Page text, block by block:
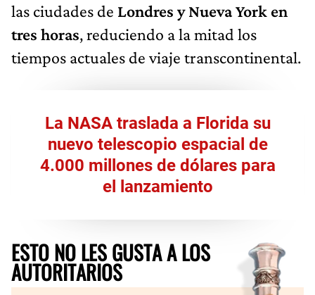
las ciudades de Londres y Nueva York en
tres horas, reduciendo a la mitad los
tiempos actuales de viaje transcontinental.
La NASA traslada a Florida su
nuevo telescopio espacial de
4.000 millones de dólares para
el lanzamiento
ESTO NO LES GUSTA A LOS
AUTORITARIOS